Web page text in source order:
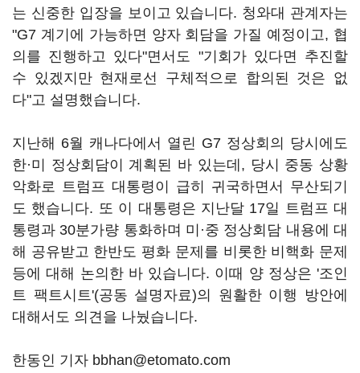
는 신중한 입장을 보이고 있습니다. 청와대 관계자는
"G7 계기에 가능하면 양자 회담을 가질 예정이고, 협
의를 진행하고 있다"면서도 "기회가 있다면 추진할
수 있겠지만 현재로선 구체적으로 합의된 것은 없
다"고 설명했습니다.
지난해 6월 캐나다에서 열린 G7 정상회의 당시에도
한·미 정상회담이 계획된 바 있는데, 당시 중동 상황
악화로 트럼프 대통령이 급히 귀국하면서 무산되기
도 했습니다. 또 이 대통령은 지난달 17일 트럼프 대
통령과 30분가량 통화하며 미·중 정상회담 내용에 대
해 공유받고 한반도 평화 문제를 비롯한 비핵화 문제
등에 대해 논의한 바 있습니다. 이때 양 정상은 '조인
트 팩트시트'(공동 설명자료)의 원활한 이행 방안에
대해서도 의견을 나눴습니다.
한동인 기자 bbhan@etomato.com